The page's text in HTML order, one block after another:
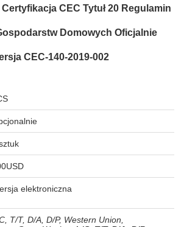
CEC Tytuł 20 Regulamin
Domowych Oficjalnie
CEC-140-2019-002
elektroniczna
T/T, D/A, D/P, Western Union,